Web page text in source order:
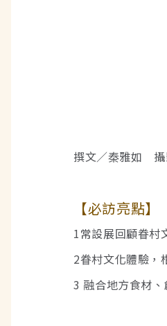
撰文／秦雅如 攝
【必訪亮點】
1常設展回顧眷村
2眷村文化體驗，
3 融合地方食材